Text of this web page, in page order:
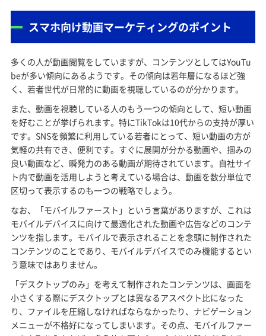
スマホ向け動画マーケティングのポイント
多くの人が動画閲覧をしていますが、コンテンツとしてはYouTu
beが多い傾向にあるようです。その傾向は若年層になるほど強
く、若者世代が日常的に動画を視聴しているのが分かります。
また、動画を視聴している人のもう一つの傾向として、短い動画
を好むことが挙げられます。特にTikTokは10代からの支持が厚い
です。SNSを頻繁に利用している若者にとって、短い動画の方が
気軽の共有でき、便利です。すぐに展開が分かる動画や、掴みの
良い動画など、瞬発力のある動画が期待されています。自社サイ
ト内で動画を活用しようと考えている場合は、動画を数分単位で
区切って表示するのも一つの戦略でしょう。
なお、「モバイルファースト」という言葉がありますが、これは
モバイルデバイスに向けて最適化された動画や広告などのコンテ
ンツを指します。モバイルで表示されることを念頭に制作された
コンテンツのことであり、モバイルデバイスでのみ機能するとい
う意味ではありません。
「デスクトップのみ」を考えて制作されたコンテンツは、画面を
小さくする際にデスクトップとは異なるアスペクト比になった
り、ファイルを圧縮しなければならなかったり、ナビゲーション
メニューが不格好になってしまいます。その点、モバイルファー